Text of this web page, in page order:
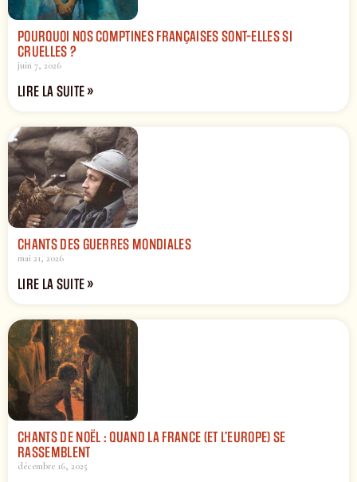
POURQUOI NOS COMPTINES FRANÇAISES SONT-ELLES SI
CRUELLES ?
juin 7, 2026
LIRE LA SUITE »
CHANTS DES GUERRES MONDIALES
mai 21, 2026
LIRE LA SUITE »
CHANTS DE NOËL : QUAND LA FRANCE (ET L’EUROPE) SE
RASSEMBLENT
décembre 16, 2025